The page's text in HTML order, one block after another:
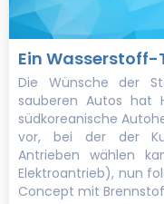
Ein
Die Wünsche der
sauberen Autos hat
südkoreanische
vor, bei der der
Antrieben wählen
Elektroantrieb), nun
Concept mit